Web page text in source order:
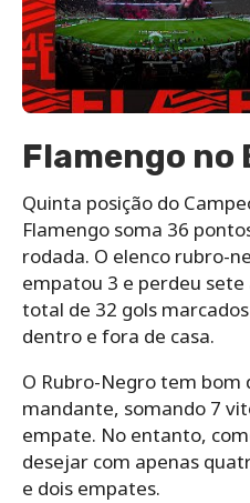
Flamengo no
Quinta posição do
Flamengo soma 36
rodada. O elenco rubro-
empatou 3 e perdeu
total de 32 gols
dentro e fora de casa.
O Rubro-Negro tem bom
mandante, somando 7
empate. No entanto,
desejar com apenas
e dois empates.